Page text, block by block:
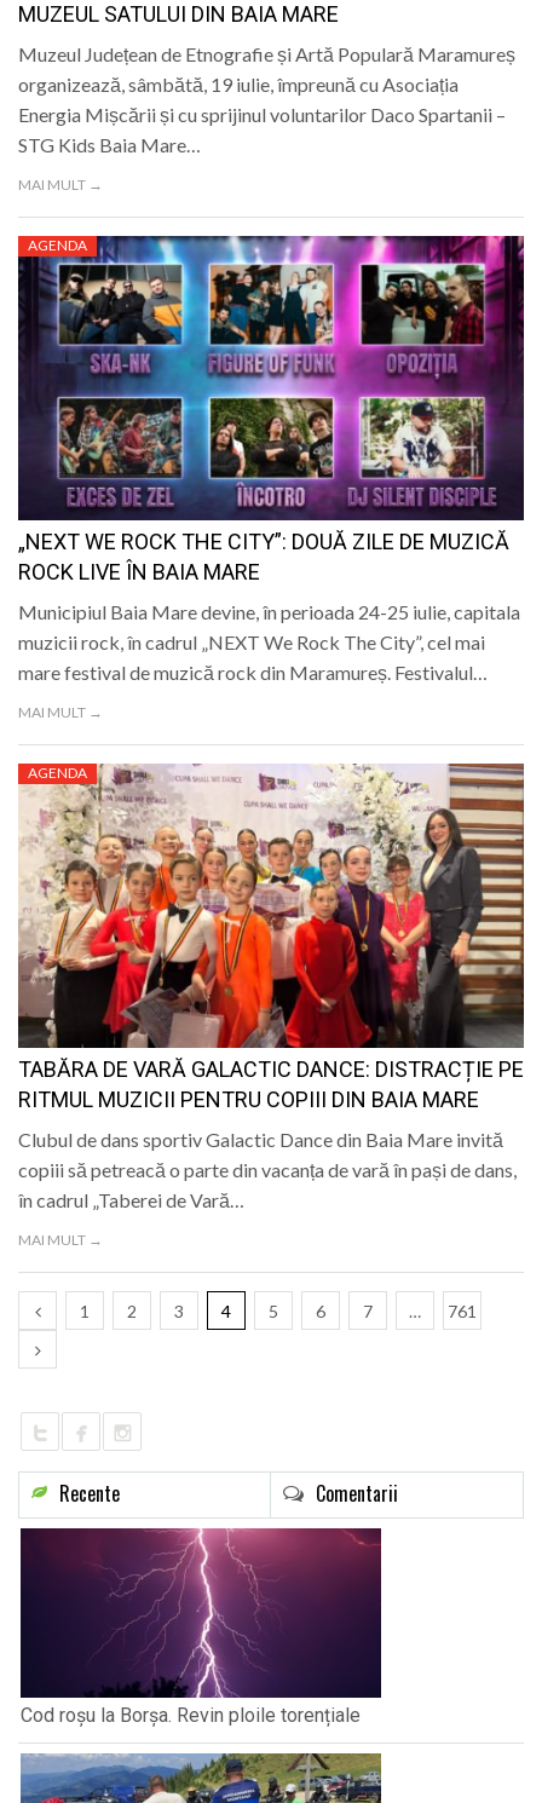
MUZEUL SATULUI DIN BAIA MARE
Muzeul Județean de Etnografie și Artă Populară Maramureș
organizează, sâmbătă, 19 iulie, împreună cu Asociația
Energia Mișcării și cu sprijinul voluntarilor Daco Spartanii –
STG Kids Baia Mare…
MAI MULT →
AGENDA
„NEXT WE ROCK THE CITY”: DOUĂ ZILE DE MUZICĂ
ROCK LIVE ÎN BAIA MARE
Municipiul Baia Mare devine, în perioada 24-25 iulie, capitala
muzicii rock, în cadrul „NEXT We Rock The City”, cel mai
mare festival de muzică rock din Maramureș. Festivalul…
MAI MULT →
AGENDA
TABĂRA DE VARĂ GALACTIC DANCE: DISTRACȚIE PE
RITMUL MUZICII PENTRU COPIII DIN BAIA MARE
Clubul de dans sportiv Galactic Dance din Baia Mare invită
copiii să petreacă o parte din vacanța de vară în pași de dans,
în cadrul „Taberei de Vară…
MAI MULT →
1 2 3 4 5 6 7 … 761
Recente Comentarii
Cod roșu la Borșa. Revin ploile torențiale